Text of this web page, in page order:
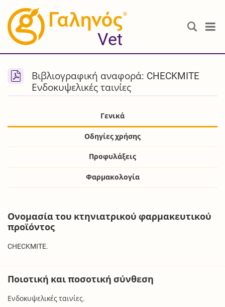
®
Vet
Βιβλιογραφική αναφορά: CHECKMITE
Ενδοκυψελικές ταινίες
Γενικά
Οδηγίες χρήσης
Προφυλάξεις
Φαρμακολογία
Ονομασία του κτηνιατρικού φαρμακευτικού
προϊόντος
CHECKMITE.
Ποιοτική και ποσοτική σύνθεση
Ενδοκυψελικές ταινίες.